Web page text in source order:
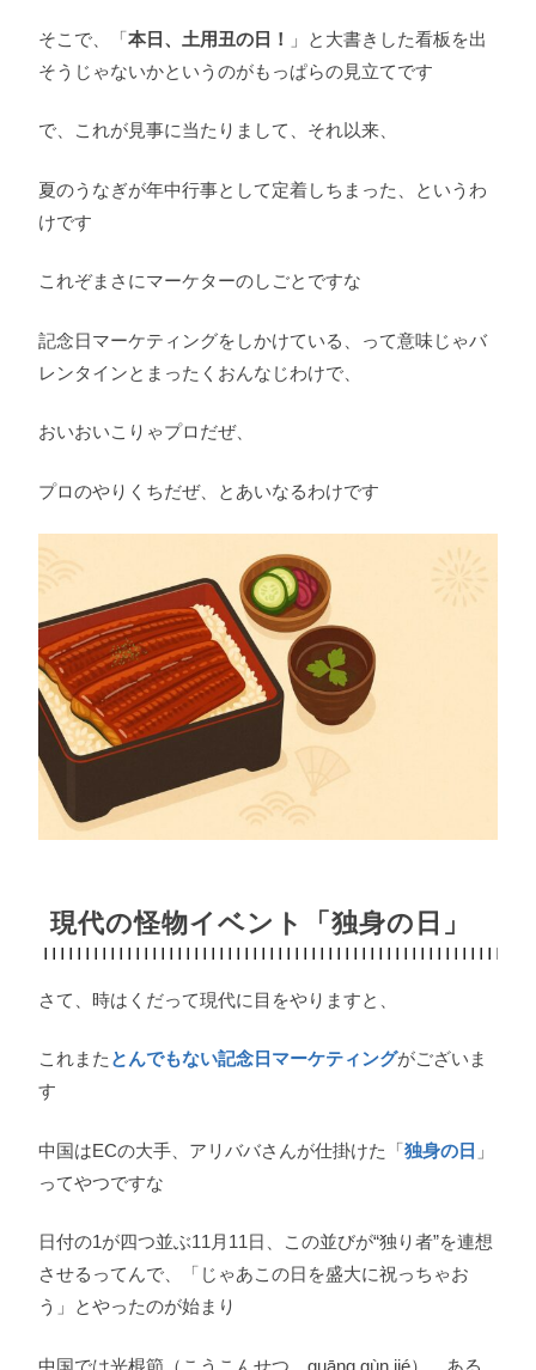
そこで、「本日、土用丑の日！
」と大書きした看板を出
そうじゃないかというのがもっぱらの見立てです
で、これが見事に当たりまして、それ以来、
夏のうなぎが年中行事として定着しちまった、というわ
けです
これぞまさにマーケターのしごとですな
記念日マーケティングをしかけている、って意味じゃバ
レンタインとまったくおんなじわけで、
おいおいこりゃプロだぜ、
プロのやりくちだぜ、とあいなるわけです
現代の怪物イベント「独身の日」
さて、時はくだって現代に目をやりますと、
これまた とんでもない記念日マーケティングがございま
す
中国はECの大手、アリババさんが仕掛けた「独身の日 」
ってやつですな
日付の1が四つ並ぶ11月11日、この並びが“独り者”を連想
させるってんで、「じゃあこの日を盛大に祝っちゃお
う」とやったのが始まり
中国では光棍節（こうこんせつ、guāng gùn jié）、ある